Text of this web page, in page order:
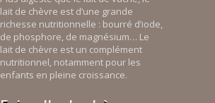
lait de chèvre est d’une grande
richesse nutritionnelle : bourré d’iode,
de phosphore, de magnésium… Le
lait de chèvre est un complément
nutritionnel, notamment pour les
enfants en pleine croissance.